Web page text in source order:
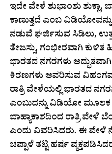
ಇದೇ ವೇಳೆ ಶುಭಾಂಶು ಶುಕ್ಲಾ,
ಕಾಣುತ್ತದೆ ಎಂಬ
ನಡುವೆ ಘರ್ಜಿಸುವ ಸಿಡಿಲು,
ತೇಜಸ್ಸು, ಗಂಭೀರವಾಗಿ
ಭಾರತದ ನಗರಗಳು
ಕಿರಣಗಳು ಆವರಿಸುವ
ರಾತ್ರಿ ವೇಳೆಯಲ್ಲಿ ಭಾರತದ
ಎಂಬುದನ್ನು ವಿಡಿಯೋ
ಬಾಹ್ಯಾಕಾಶದಿಂದ ರಾತ್ರಿ ವೇಳೆ
ಎಂದು ವಿವರಿಸಿದರು. ಈ ವೇಳೆ
ಚಪ್ಪಾಳೆ ತಟ್ಟಿ ಹರ್ಷ